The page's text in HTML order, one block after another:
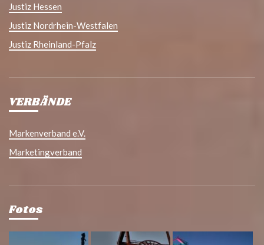
Justiz Hessen
Justiz Nordrhein-Westfalen
Justiz Rheinland-Pfalz
VERBÄNDE
Markenverband e.V.
Marketingverband
Fotos